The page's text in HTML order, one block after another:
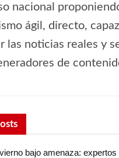
nacional
ágil, directo,
las noticias reales y
de
bajo amenaza: expertos